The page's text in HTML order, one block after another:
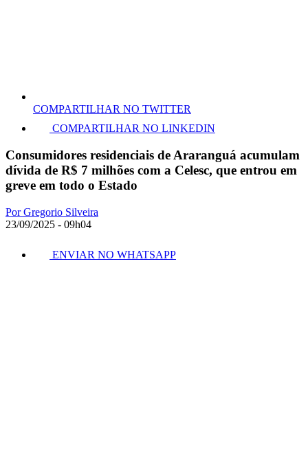
COMPARTILHAR NO TWITTER
COMPARTILHAR NO LINKEDIN
Consumidores residenciais de Araranguá acumulam
dívida de R$ 7 milhões com a Celesc, que entrou em
greve em todo o Estado
Por Gregorio Silveira
23/09/2025 - 09h04
ENVIAR NO WHATSAPP